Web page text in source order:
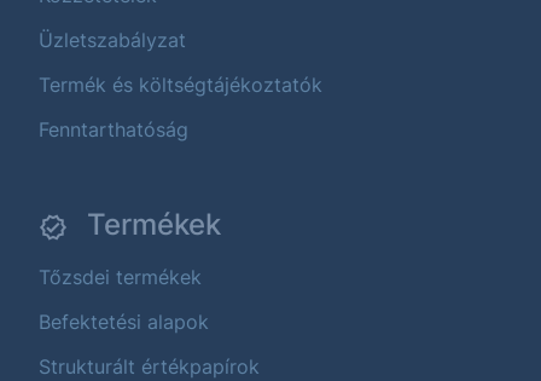
Üzletszabályzat
Termék és költségtájékoztatók
Fenntarthatóság
Termékek
Tőzsdei termékek
Befektetési alapok
Strukturált értékpapírok